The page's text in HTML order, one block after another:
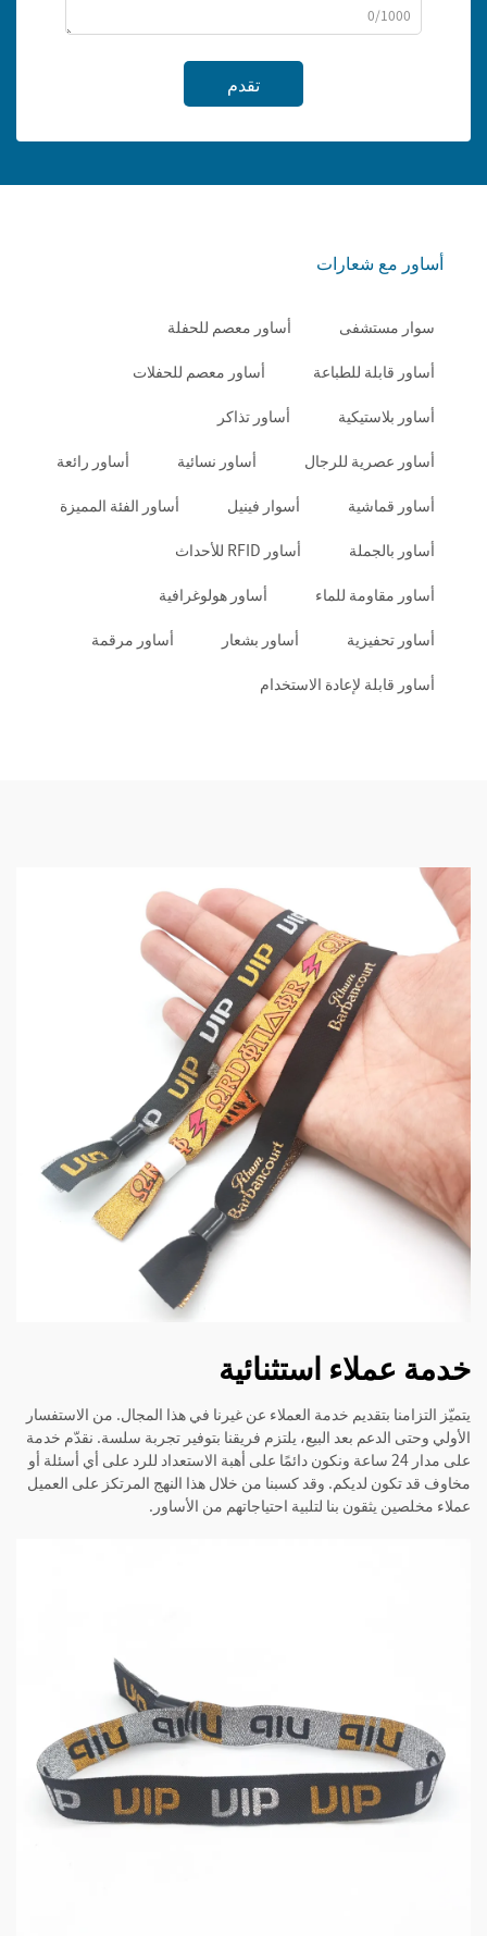
0/1000
تقدم
أساور مع شعارات
سوار مستشفى أساور معصم للحفلة
أساور قابلة للطباعة أساور معصم للحفلات
أساور بلاستيكية أساور تذاكر
أساور عصرية للرجال أساور نسائية أساور رائعة
أساور قماشية أسوار فينيل أساور الفئة المميزة
أساور بالجملة أساور RFID للأحداث
أساور مقاومة للماء أساور هولوغرافية
أساور تحفيزية أساور بشعار أساور مرقمة
أساور قابلة لإعادة الاستخدام
خدمة عملاء استثنائية
يتميّز التزامنا بتقديم خدمة العملاء عن غيرنا في هذا المجال. من الاستفسار
الأولي وحتى الدعم بعد البيع، يلتزم فريقنا بتوفير تجربة سلسة. نقدّم خدمة
على مدار 24 ساعة ونكون دائمًا على أهبة الاستعداد للرد على أي أسئلة أو
مخاوف قد تكون لديكم. وقد كسبنا من خلال هذا النهج المرتكز على العميل
عملاء مخلصين يثقون بنا لتلبية احتياجاتهم من الأساور.